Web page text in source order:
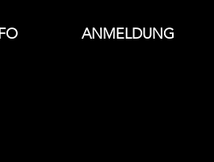
ANMELDUNG